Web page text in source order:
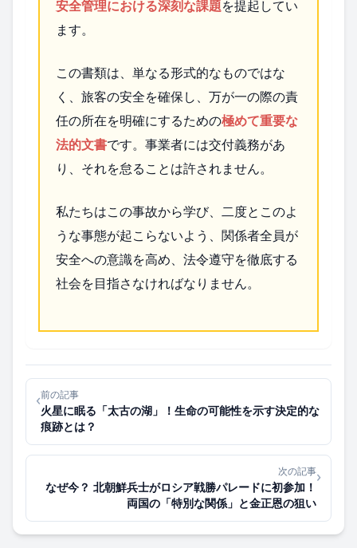
安全管理における深刻な課題を提起してい
ます。
この書類は、単なる形式的なものではな
く、旅客の安全を確保し、万が一の際の責
任の所在を明確にするための極めて重要な
法的文書です。事業者には交付義務があ
り、それを怠ることは許されません。
私たちはこの事故から学び、二度とこのよ
うな事態が起こらないよう、関係者全員が
安全への意識を高め、法令遵守を徹底する
社会を目指さなければなりません。
‹前の記事
火星に眠る「太古の湖」！生命の可能性を示す決定的な
痕跡とは？
次の記事
なぜ今？ 北朝鮮兵士がロシア戦勝パレードに初参加！
両国の「特別な関係」と金正恩の狙い
›